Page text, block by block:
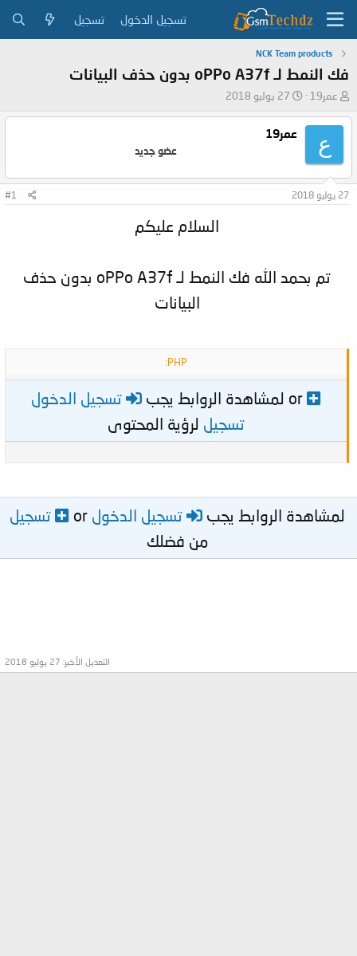
تسجيل الدخول تسجيل
NCK Team products
فك النمط لـ oPPo A37f بدون حذف البيانات
ب
د
ل
م
و
عمر19
ت
ي
ل
ب
27 يوليو 2018
ع عمر19
عضو جديد
27 يوليو 2018 #1
السلام عليكم
تم بحمد الله فك النمط لـ oPPo A37f بدون حذف
البيانات
PHP:
لمشاهدة الروابط يجب تسجيل الدخولor
تسجيل لرؤية المحتوى
لمشاهدة الروابط يجب تسجيل الدخول or
تسجيل
من فضلك
التعديل الأخير:27 يوليو 2018